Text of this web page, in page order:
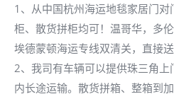
1、从中国杭州海运地毯家居门
柜、散货拼柜均可！温哥华，多
埃德蒙顿海运专线双清关，直接送
2、我司有车辆可以提供珠三角
内长途运输。散货拼箱、整箱到